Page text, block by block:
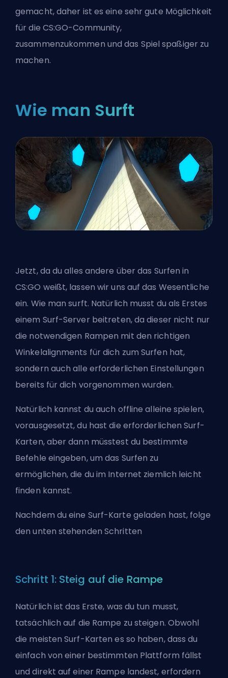
gemacht, daher ist es eine sehr gute Möglichkeit
für die CS:GO-Community,
zusammenzukommen und das Spiel spaßiger zu
machen.
Wie man Surft
Jetzt, da du alles andere über das Surfen in
CS:GO weißt, lassen wir uns auf das Wesentliche
ein. Wie man surft. Natürlich musst du als Erstes
einem Surf-Server beitreten, da dieser nicht nur
die notwendigen Rampen mit den richtigen
Winkelalignments für dich zum Surfen hat,
sondern auch alle erforderlichen Einstellungen
bereits für dich vorgenommen wurden.
Natürlich kannst du auch offline alleine spielen,
vorausgesetzt, du hast die erforderlichen Surf-
Karten, aber dann müsstest du bestimmte
Befehle eingeben, um das Surfen zu
ermöglichen, die du im Internet ziemlich leicht
finden kannst.
Nachdem du eine Surf-Karte geladen hast, folge
den unten stehenden Schritten
Schritt 1: Steig auf die Rampe
Natürlich ist das Erste, was du tun musst,
tatsächlich auf die Rampe zu steigen. Obwohl
die meisten Surf-Karten es so haben, dass du
einfach von einer bestimmten Plattform fällst
und direkt auf einer Rampe landest, erfordern